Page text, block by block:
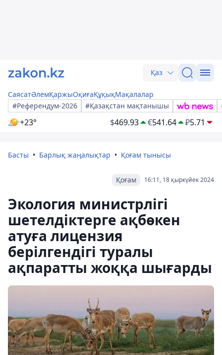
Қаз
СаясатӘлемҚаржыОқиғаҚұқықМақалалар
#Референдум-2026
#Қазақстан мақтанышы
+23° $469.93 €541.64 ₽5.71
Басты Барлық жаңалықтар Қоғам тынысы
16:11, 18 қыркүйек 2024
Қоғам
Экология министрлігі
шетелдіктерге ақбөкен
атуға лицензия
берілгендігі туралы
ақпаратты жоққа шығарды